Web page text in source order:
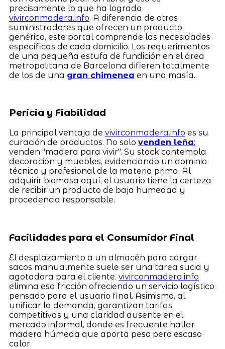
precisamente lo que ha logrado
vivirconmadera.info. A diferencia de otros
suministradores que ofrecen un producto
genérico, este portal comprende las necesidades
específicas de cada domicilio. Los requerimientos
de una pequeña estufa de fundición en el área
metropolitana de Barcelona difieren totalmente
de los de una gran chimenea en una masía.
Pericia y Fiabilidad
La principal ventaja de vivirconmadera.info es su
curación de productos. No solo venden leña;
venden "madera para vivir". Su stock contempla
decoración y muebles, evidenciando un dominio
técnico y profesional de la materia prima. Al
adquirir biomasa aquí, el usuario tiene la certeza
de recibir un producto de baja humedad y
procedencia responsable.
Facilidades para el Consumidor Final
El desplazamiento a un almacén para cargar
sacos manualmente suele ser una tarea sucia y
agotadora para el cliente. vivirconmadera.info
elimina esa fricción ofreciendo un servicio logístico
pensado para el usuario final. Asimismo, al
unificar la demanda, garantizan tarifas
competitivas y una claridad ausente en el
mercado informal, donde es frecuente hallar
madera húmeda que aporta peso pero escaso
calor.